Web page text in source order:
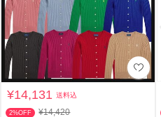
¥14,131送料込
2%OFF ¥14,420